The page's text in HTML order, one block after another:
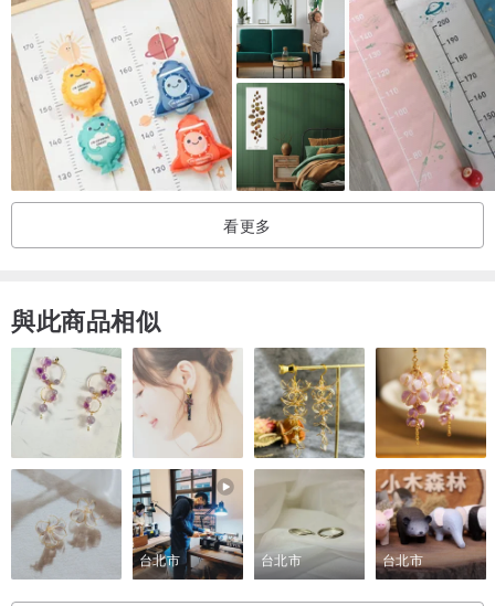
南、墾丁、花東的部分山區竹林才看得到。正因如此，我們在該物種
上也特別印製了夜光油墨的效果，讓他在夜裡發光，陪伴小孩成長。
｜紀錄的玩味｜
為了讓紀錄不變得突兀，我們設計了透明專用標記貼紙，方便家長記
錄 ( 請以油性筆書寫 ) 。
｜材質的選擇｜
我們試印了近10種的紙樣，最後決定選擇以奇艷象牙220 gsm來印
製，其色感飽和且具厚實溫暖的質感，後製加工則以水消光處理，來
維持紙張特色和避免摩擦沾染。
看更多
與此商品相似
台北市 台北市 台北市